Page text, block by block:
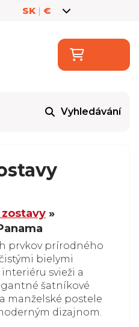
SK | €
Vyhledávání
prvkov prírodného
bielymi
svieži a
šatníkové
manželské postele
dizajnom.